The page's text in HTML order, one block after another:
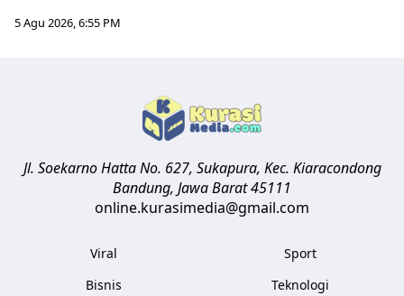
5 Agu 2026, 6:55 PM
Jl. Soekarno Hatta No. 627, Sukapura, Kec. Kiaracondong
Bandung, Jawa Barat45111
online.kurasimedia@gmail.com
Viral
Bisnis
Sport
Teknologi